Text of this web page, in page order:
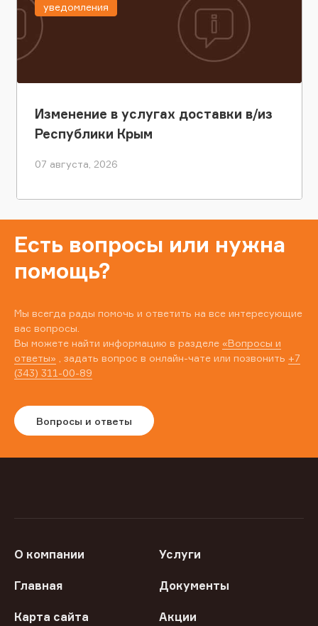
Изменение в услугах доставки в/из
Республики Крым
07 августа, 2026
уведомления
Есть вопросы или нужна
помощь?
Мы всегда рады помочь и ответить на все интересующие
вас вопросы.
Вы можете найти информацию в разделе «Вопросы и
ответы» , задать вопрос в онлайн-чате или позвонить +7
(343) 311-00-89
Вопросы и ответы
О компании Услуги
Главная Документы
Карта сайта Акции